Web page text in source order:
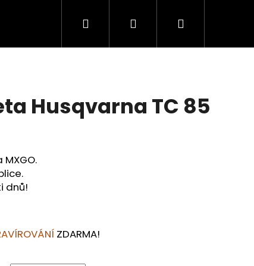
Hledat PřihlášeníNákupní
Husqvarna TC 85
dnů!
ZDARMA!